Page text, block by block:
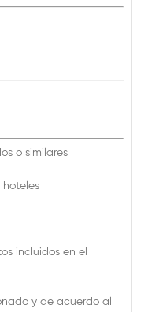
o similares
hoteles
incluidos en el
y de acuerdo al